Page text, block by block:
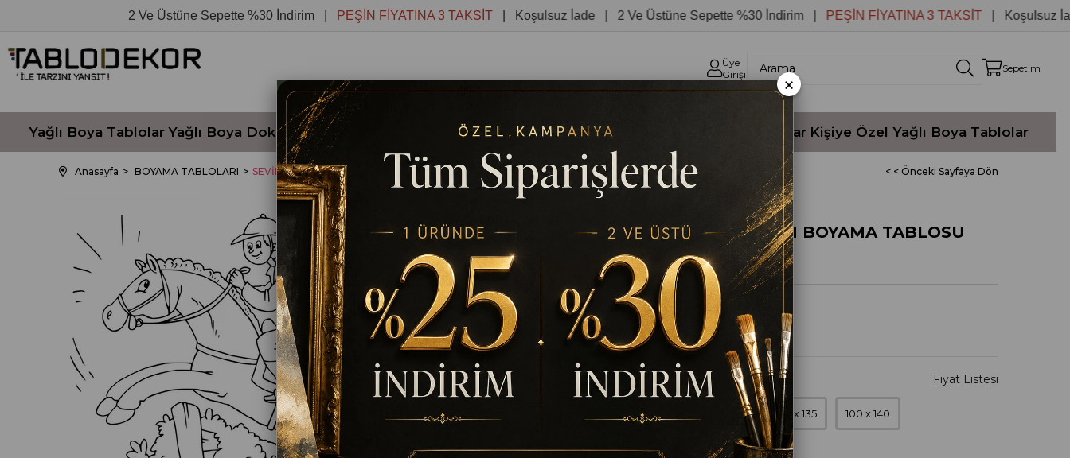
2 Ve Üstüne Sepette %30 İndirim |PEŞİN FİYATINA 3 TAKSİT| Koşulsuz İade | 2 Ve Üstüne Sepette %30 İndirim |PEŞİN FİYATINA 3 TAKSİT| Koşulsuz İade
Üye
Girişi
Sepetim
Yağlı Boya Tablolar Yağlı Boya Dokulu Tablolar Kanvas Tablolar Yuvarlak Tablolar Reprodüksiyon Yağlı Boyalar Kişiye Özel Yağlı Boya Tablolar
Anasayfa BOYAMA TABLOLARI SEVİMLİ ATIN ÜSTÜNDEKİ JOKEY HAYVAN BOYAMA TABLOSU KANVAS TABLO < < Önceki Sayfaya Dön
SEVİMLİ ATIN ÜSTÜNDEKİ JOKEY HAYVAN BOYAMA TABLOSU
KANVAS TABLO
(TD6958)
Stok Kodu
% ₺725,76 ₺544,32
Ölçü
35 x 50 50 x 70 70 x 100 80 x 120 90 x 135 100 x 140
×